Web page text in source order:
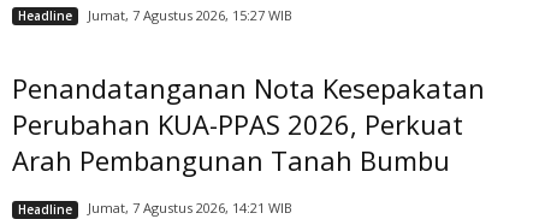
Headline Jumat, 7 Agustus 2026, 15:27 WIB
Penandatanganan Nota Kesepakatan
Perubahan KUA-PPAS 2026, Perkuat
Arah Pembangunan Tanah Bumbu
Headline Jumat, 7 Agustus 2026, 14:21 WIB